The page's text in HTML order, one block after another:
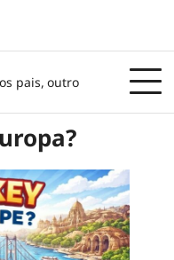
pais, outro